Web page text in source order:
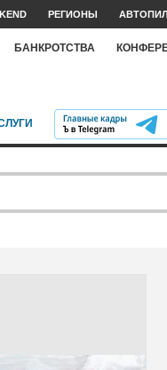
РЕГИОНЫ
БАНКРОТСТВА